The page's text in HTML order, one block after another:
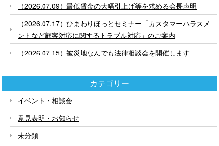
（2026.07.09）最低賃金の大幅引上げ等を求める会長声明
（2026.07.17）ひまわりほっとセミナー「カスタマーハラスメ
ントなど顧客対応に関するトラブル対応」のご案内
（2026.07.15）被災地なんでも法律相談会を開催します
カテゴリー
イベント・相談会
意見表明・お知らせ
未分類